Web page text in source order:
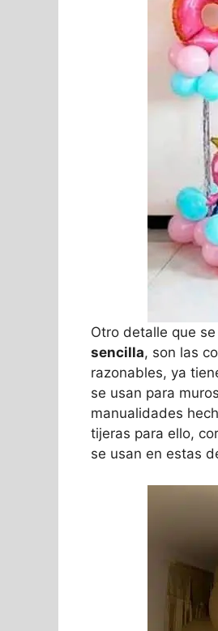
Otro detalle que
sencilla, son las
razonables, ya
se usan para
manualidades
tijeras para ello,
se usan en estas